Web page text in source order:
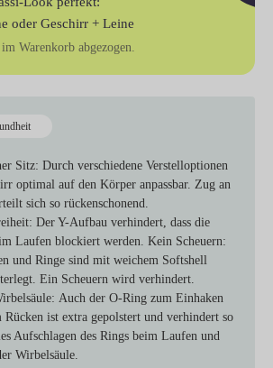
oder Geschirr + Leine
Warenkorb abgezogen.
Sitz: Durch verschiedene Verstelloptionen
optimal auf den Körper anpassbar. Zug an
sich so rückenschonend.
Der Y-Aufbau verhindert, dass die
Laufen blockiert werden. Kein Scheuern:
und Ringe sind mit weichem Softshell
Ein Scheuern wird verhindert.
Auch der O-Ring zum Einhaken
Rücken ist extra gepolstert und verhindert so
Aufschlagen des Rings beim Laufen und
Wirbelsäule.